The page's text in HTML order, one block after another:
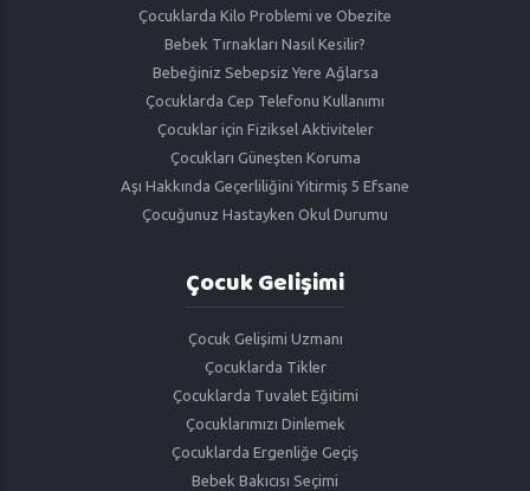
Çocuklarda Kilo Problemi ve Obezite
Bebek Tırnakları Nasıl Kesilir?
Bebeğiniz Sebepsiz Yere Ağlarsa
Çocuklarda Cep Telefonu Kullanımı
Çocuklar için Fiziksel Aktiviteler
Çocukları Güneşten Koruma
Aşı Hakkında Geçerliliğini Yitirmiş 5 Efsane
Çocuğunuz Hastayken Okul Durumu
Çocuk Gelişimi
Çocuk Gelişimi Uzmanı
Çocuklarda Tikler
Çocuklarda Tuvalet Eğitimi
Çocuklarımızı Dinlemek
Çocuklarda Ergenliğe Geçiş
Bebek Bakıcısı Seçimi